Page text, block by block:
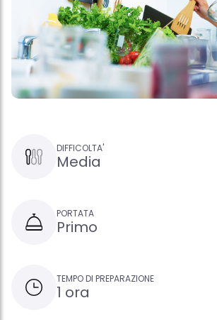
DIFFICOLTA'
Media
PORTATA
Primo
TEMPO DI PREPARAZIONE
1 ora